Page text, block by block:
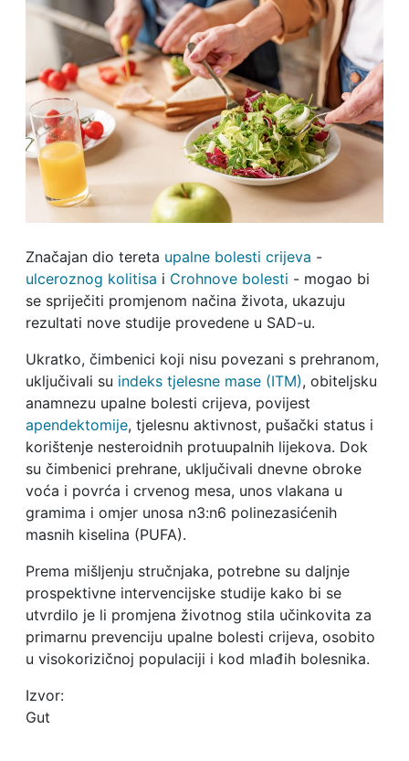
Značajan dio tereta upalne bolesti crijeva -
ulceroznog kolitisa i Crohnove bolesti - mogao bi
se spriječiti promjenom načina života, ukazuju
rezultati nove studije provedene u SAD-u.
Ukratko, čimbenici koji nisu povezani s prehranom,
uključivali su indeks tjelesne mase (ITM), obiteljsku
anamnezu upalne bolesti crijeva, povijest
apendektomije, tjelesnu aktivnost, pušački status i
korištenje nesteroidnih protuupalnih lijekova. Dok
su čimbenici prehrane, uključivali dnevne obroke
voća i povrća i crvenog mesa, unos vlakana u
gramima i omjer unosa n3:n6 polinezasićenih
masnih kiselina (PUFA).
Prema mišljenju stručnjaka, potrebne su daljnje
prospektivne intervencijske studije kako bi se
utvrdilo je li promjena životnog stila učinkovita za
primarnu prevenciju upalne bolesti crijeva, osobito
u visokorizičnoj populaciji i kod mlađih bolesnika.
Izvor:
Gut